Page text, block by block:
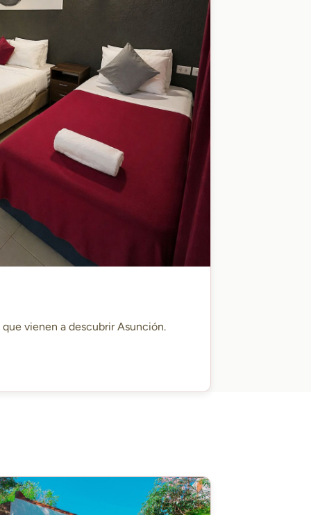
que vienen a descubrir Asunción.